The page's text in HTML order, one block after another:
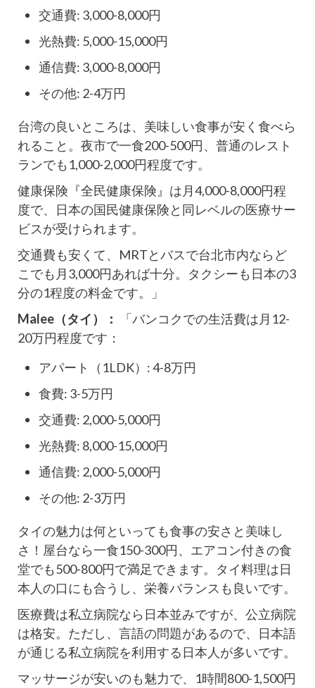
交通費: 3,000-8,000円
光熱費: 5,000-15,000円
通信費: 3,000-8,000円
その他: 2-4万円
台湾の良いところは、美味しい食事が安く食べら
れること。夜市で一食200-500円、普通のレスト
ランでも1,000-2,000円程度です。
健康保険『全民健康保険』は月4,000-8,000円程
度で、日本の国民健康保険と同レベルの医療サー
ビスが受けられます。
交通費も安くて、MRTとバスで台北市内ならど
こでも月3,000円あれば十分。タクシーも日本の3
分の1程度の料金です。」
Malee（タイ）：
「バンコクでの生活費は月12-
20万円程度です：
アパート（1LDK）: 4-8万円
食費: 3-5万円
交通費: 2,000-5,000円
光熱費: 8,000-15,000円
通信費: 2,000-5,000円
その他: 2-3万円
タイの魅力は何といっても食事の安さと美味し
さ！屋台なら一食150-300円、エアコン付きの食
堂でも500-800円で満足できます。タイ料理は日
本人の口にも合うし、栄養バランスも良いです。
医療費は私立病院なら日本並みですが、公立病院
は格安。ただし、言語の問題があるので、日本語
が通じる私立病院を利用する日本人が多いです。
マッサージが安いのも魅力で、1時間800-1,500円